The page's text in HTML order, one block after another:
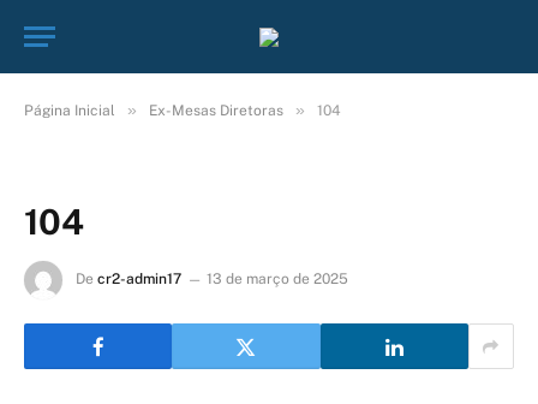
Página Inicial » Ex-Mesas Diretoras » 104
104
De cr2-admin17 13 de março de 2025